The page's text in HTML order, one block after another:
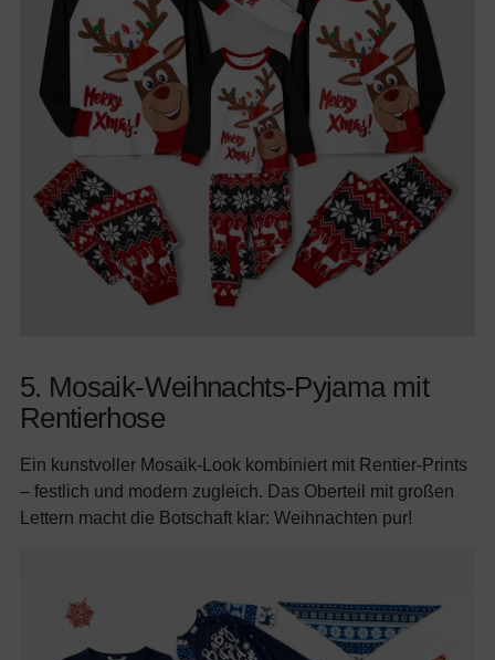
5. Mosaik-Weihnachts-Pyjama mit
Rentierhose
Ein kunstvoller Mosaik-Look kombiniert mit Rentier-Prints
– festlich und modern zugleich. Das Oberteil mit großen
Lettern macht die Botschaft klar: Weihnachten pur!